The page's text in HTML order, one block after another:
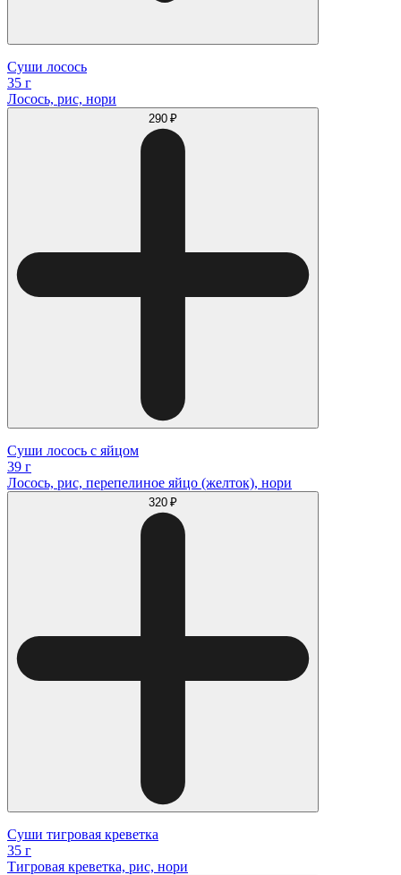
Суши лосось
35 г
Лосось, рис, нори
290 ₽
Суши лосось с яйцом
39 г
Лосось, рис, перепелиное яйцо (желток), нори
320 ₽
Суши тигровая креветка
35 г
Тигровая креветка, рис, нори